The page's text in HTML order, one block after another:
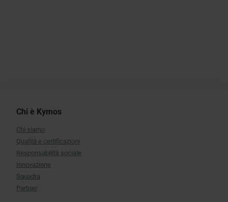
Chi è Kymos
Chi siamo
Qualità e certificazioni
Responsabilità sociale
Innovazione
Squadra
Partner